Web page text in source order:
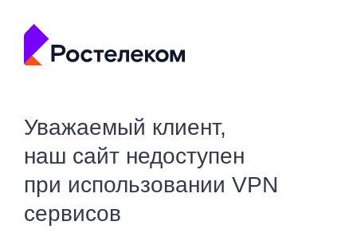
Уважаемый клиент,
наш сайт недоступен
при использовании VPN
сервисов